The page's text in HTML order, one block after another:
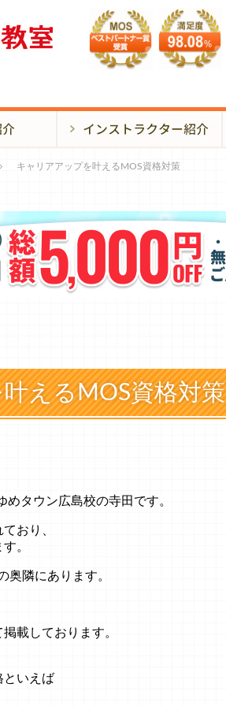
キャリアアップを叶えるMOS資格対策
えるMOS資格対策
タウン広島校の寺田です。
おり、
。
奥隣にあります。
載しております。
といえば